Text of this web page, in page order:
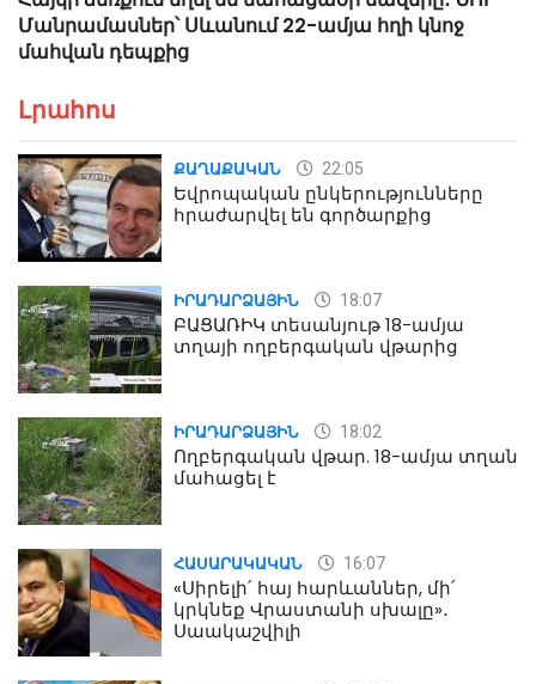
Մանրամասներ՝ Սևանում 22-ամյա հղի կնոջ
մահվան դեպքից
Լրահոս
ՔԱՂԱՔԱԿԱՆ 22:05
Եվրոպական ընկերությունները
հրաժարվել են գործարքից
ԻՐԱԴԱՐՁԱՅԻՆ 18:07
ԲԱՑԱՌԻԿ տեսանյութ 18-ամյա
տղայի ողբերգական վթարից
ԻՐԱԴԱՐՁԱՅԻՆ 18:02
Ողբերգական վթար. 18-ամյա տղան
մահացել է
ՀԱՍԱՐԱԿԱԿԱՆ 16:07
«Սիրելի՛ հայ հարևաններ, մի՛
կրկնեք Վրաստանի սխալը»․
Սաակաշվիլի